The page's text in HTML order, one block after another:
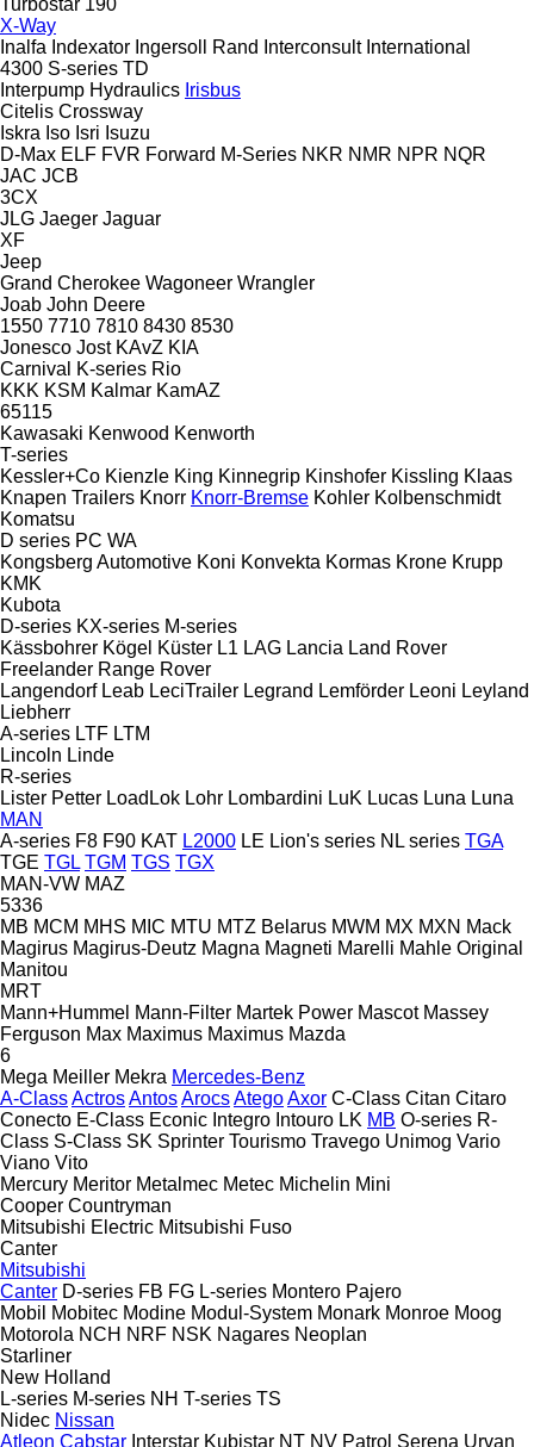
X-Way
Inalfa Indexator Ingersoll Rand Interconsult International
4300 S-series TD
Interpump Hydraulics Irisbus
Citelis Crossway
Iskra Iso Isri Isuzu
D-Max ELF FVR Forward M-Series NKR NMR NPR NQR
JAC JCB
3CX
JLG Jaeger Jaguar
XF
Jeep
Grand Cherokee Wagoneer Wrangler
Joab John Deere
1550 7710 7810 8430 8530
Jonesco Jost KAvZ KIA
Carnival
K-series Rio
KKK KSM Kalmar KamAZ
65115
Kawasaki Kenwood Kenworth
T-series
Kessler+Co Kienzle King Kinnegrip Kinshofer Kissling Klaas
Knapen Trailers Knorr Knorr-Bremse Kohler Kolbenschmidt
Komatsu
D series PC WA
Kongsberg Automotive Koni Konvekta Kormas Krone Krupp
KMK
Kubota
D-series KX-series M-series
Kässbohrer Kögel Küster L1 LAG Lancia Land Rover
Freelander Range Rover
Langendorf Leab LeciTrailer Legrand Lemförder Leoni Leyland
Liebherr
A-series LTF LTM
Lincoln Linde
R-series
Lister Petter LoadLok Lohr Lombardini LuK Lucas Luna Luna
MAN
A-series F8 F90 KAT L2000 LE Lion's series NL series TGA
TGE TGL TGM TGS TGX
MAN-VW MAZ
5336
MB MCM MHS MIC MTU MTZ Belarus MWM MX MXN Mack
Magirus Magirus-Deutz Magna Magneti Marelli Mahle Original
Manitou
MRT
Mann+Hummel Mann-Filter Martek Power Mascot Massey
Ferguson Max Maximus Maximus Mazda
6
Mega Meiller Mekra Mercedes-Benz
A-ClassActrosAntosArocsAtegoAxor C-Class Citan Citaro
Conecto E-Class Econic Integro Intouro LK MB O-series R-
Class S-Class SK Sprinter Tourismo Travego Unimog Vario
Viano Vito
Mercury Meritor Metalmec Metec Michelin Mini
Cooper Countryman
Mitsubishi Electric Mitsubishi Fuso
Canter
Mitsubishi
Canter D-series FB FG L-series Montero Pajero
Mobil
Mobitec Modine Modul-System Monark Monroe Moog
Motorola NCH NRF NSK Nagares Neoplan
Starliner
New Holland
L-series M-series NH T-series TS
Nidec Nissan
Atleon Cabstar Interstar Kubistar NT NV Patrol Serena Urvan